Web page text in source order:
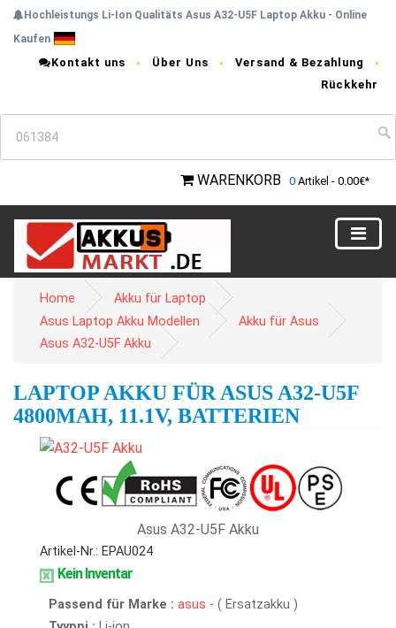
Hochleistungs Li-Ion Qualitäts Asus A32-U5F Laptop Akku - Online
Kaufen
Kontakt uns Über Uns
Versand & Bezahlung
Rückkehr
WARENKORB 0 Artikel - 0.00€*
Home
Akku für Laptop
Asus Laptop Akku Modellen
Akku für Asus
Asus A32-U5F Akku
LAPTOP AKKU FÜR ASUS A32-U5F
4800MAH, 11.1V, BATTERIEN
Asus A32-U5F Akku
Artikel-Nr.: EPAU024
Kein Inventar
Passend für Marke : asus - ( Ersatzakku )